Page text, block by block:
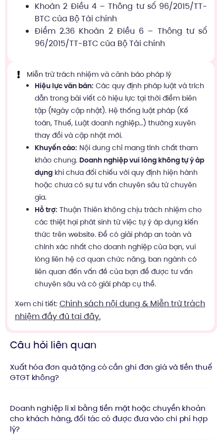
Khoản 2 Điều 4 – Thông tư số 96/2015/TT-
BTC của Bộ Tài chính
Điểm 2.36 Khoản 2 Điều 6 – Thông tư số
96/2015/TT-BTC của Bộ Tài chính
Miễn trừ trách nhiệm và cảnh báo pháp lý
Hiệu lực văn bản: Các quy định pháp luật và trích
dẫn trong bài viết có hiệu lực tại thời điểm biên
tập (Ngày cập nhật). Hệ thống luật pháp (Kế
toán, Thuế, Luật doanh nghiệp…) thường xuyên
thay đổi và cập nhật mới.
Khuyến cáo: Nội dung chỉ mang tính chất tham
khảo chung. Doanh nghiệp vui lòng không tự ý áp
dụng khi chưa đối chiếu với quy định hiện hành
hoặc chưa có sự tư vấn chuyên sâu từ chuyên
gia.
Hỗ trợ: Thuận Thiên không chịu trách nhiệm cho
các thiệt hại phát sinh từ việc tự ý áp dụng kiến
thức trên website. Để có giải pháp an toàn và
chính xác nhất cho doanh nghiệp của bạn, vui
lòng liên hệ cơ quan chức năng, ban ngành có
liên quan đến vấn đề của bạn để được tư vấn
chuyên sâu và có giải pháp cụ thể.
Xem chi tiết: Chính sách nội dung & Miễn trừ trách
nhiệm đầy đủ tại đây.
Câu hỏi liên quan
Xuất hóa đơn quà tặng có cần ghi đơn giá và tiền thuế
GTGT không?
Doanh nghiệp lì xì bằng tiền mặt hoặc chuyển khoản
cho khách hàng, đối tác có được đưa vào chi phí hợp
lý?